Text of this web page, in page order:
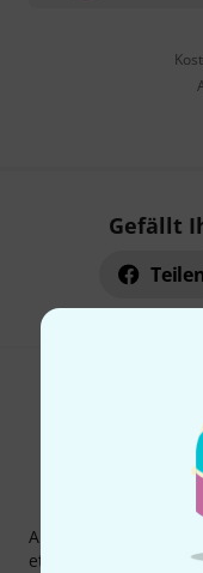
Gefällt
Teilen
Abonniere den
etwas Glück einen